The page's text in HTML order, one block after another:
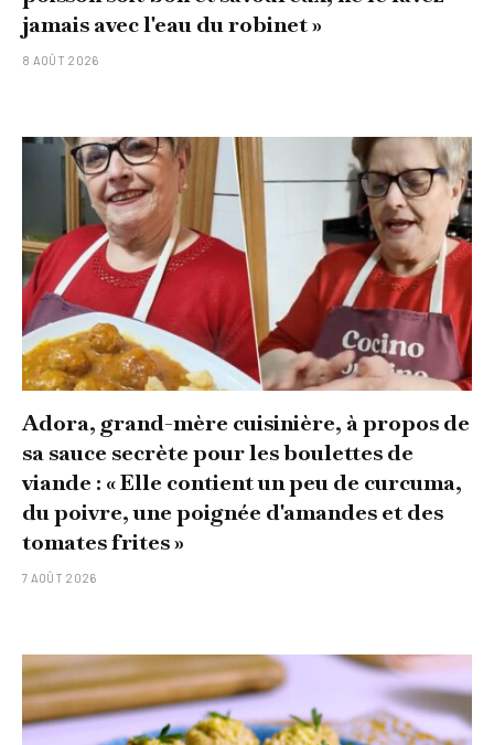
jamais avec l'eau du robinet »
8 AOÛT 2026
Adora, grand-mère cuisinière, à propos de
sa sauce secrète pour les boulettes de
viande : « Elle contient un peu de curcuma,
du poivre, une poignée d'amandes et des
tomates frites »
7 AOÛT 2026